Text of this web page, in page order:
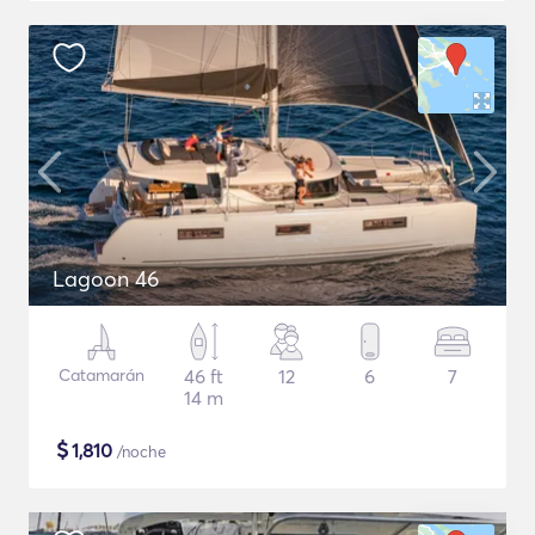
Lagoon 46
Catamarán
46 ft
14 m
12 6 7
$1,810 /noche